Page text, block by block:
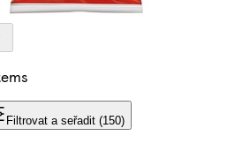
Filtrovat a seřadit (150)